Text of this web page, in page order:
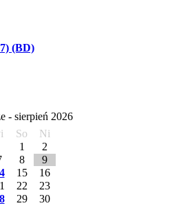
(BD)
- sierpień 2026
So
Ni
1
2
8
9
15
16
22
23
29
30